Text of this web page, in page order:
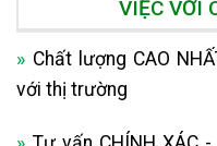
VIỆC VỚI
» Chất lượng CAO
với thị trường